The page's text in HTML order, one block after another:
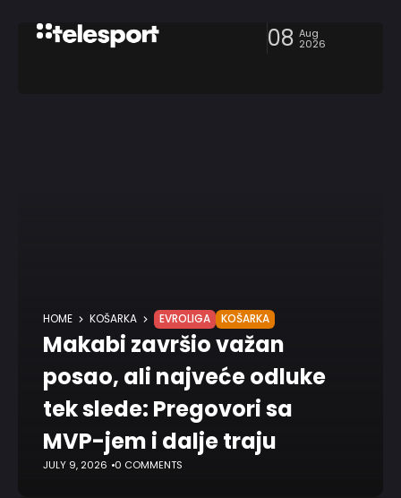
08 Aug
2026
HOME KOŠARKA EVROLIGA KOŠARKA
Makabi završio važan
posao, ali najveće odluke
tek slede: Pregovori sa
MVP-jem i dalje traju
JULY 9, 2026 0 COMMENTS